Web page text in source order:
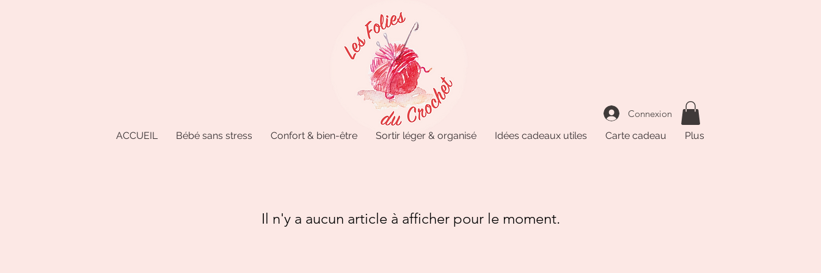
Connexion
ACCUEIL
Bébé sans stress Confort & bien-être Sortir léger & organisé Idées cadeaux utiles Carte cadeau Plus
Il n'y a aucun article à afficher pour le moment.